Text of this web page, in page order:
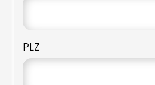
PLZ